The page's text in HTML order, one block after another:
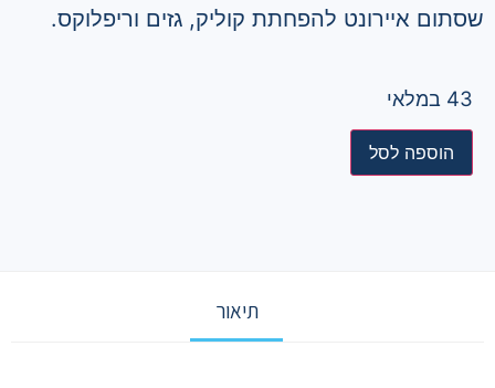
שסתום איירונט להפחתת קוליק, גזים וריפלוקס.
43 במלאי
הוספה לסל
תיאור